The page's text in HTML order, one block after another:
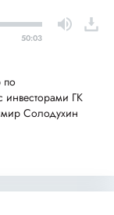
50:03
по
инвесторами ГК
Солодухин